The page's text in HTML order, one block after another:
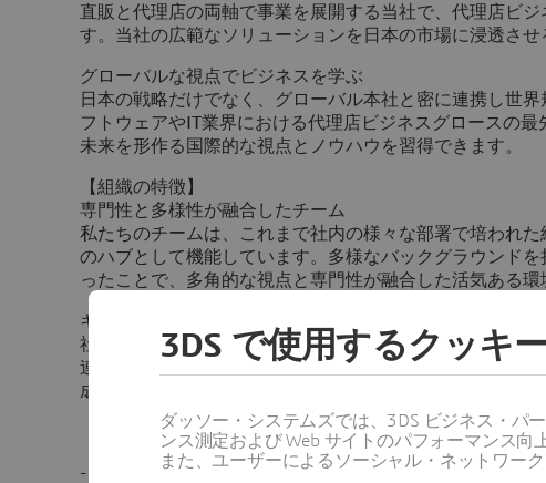
直販と代理店の両軸で事業を展開する当社で、代理店ビ
す。当社の広範なソリューションを日本の市場に浸透させ
グローバルな視点でビジネスを学ぶ
日本の戦略だけでなく、グローバル本社と密に連携し世
フトウェアやIT業界における代理店ビジネスグロースの
未来を形作る国際的な視点とノウハウを習得できます。
【組織の特徴】
専門性と多様性が融合したチーム
私たちのチームは、これまで社内の様々な部署で培われ
のハブとして機能しています。多様なバックグラウンド
ったことで、多角的な視点と専門性が融合した活気ある環
キャリアパスを自ら描ける柔軟性
社員一人ひとりのキャリア形成を重視しています。この
連部署へのキャリアパスを築くための強固な基盤となり
成長に合わせて、自らのキャリアを主体的に選択し、広げ
【必須（MUST）】
- ソフトウェア業界あるいはICT業界の経験
3DS で使用するクッキ
ダッソー・システムズでは、3DS ビジネス・パ
ンス測定および Web サイトのパフォーマンス
また、ユーザーによるソーシャル・ネットワー